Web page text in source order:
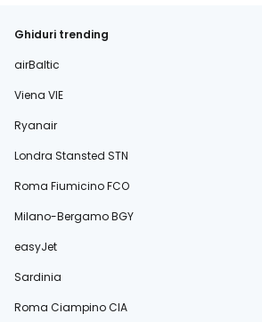
Ghiduri trending
airBaltic
Viena VIE
Ryanair
Londra Stansted STN
Roma Fiumicino FCO
Milano-Bergamo BGY
easyJet
Sardinia
Roma Ciampino CIA